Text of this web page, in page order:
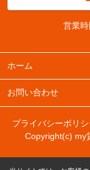
営業時
ホーム
お問い合わせ
プライバシーポリシ
Copyright(c) my